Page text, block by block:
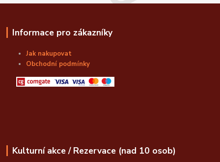
Informace pro zákazníky
Jak nakupovat
Obchodní podmínky
Kulturní akce / Rezervace (nad 10 osob)